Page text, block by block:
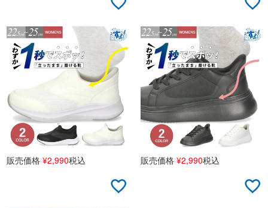
販売価格 ¥2,990税込 販売価格 ¥2,990税込